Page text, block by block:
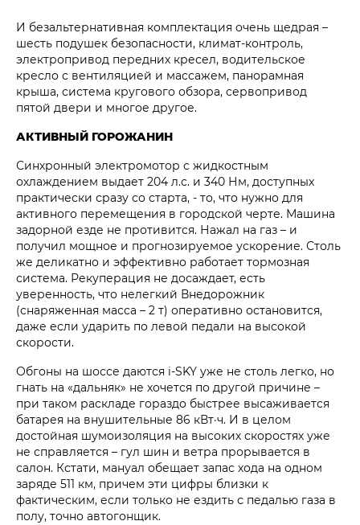
И безальтернативная комплектация очень щедрая –
шесть подушек безопасности, климат-контроль,
электропривод передних кресел, водительское
кресло с вентиляцией и массажем, панорамная
крыша, система кругового обзора, сервопривод
пятой двери и многое другое.
АКТИВНЫЙ ГОРОЖАНИН
Синхронный электромотор с жидкостным
охлаждением выдает 204 л.с. и 340 Нм, доступных
практически сразу со старта, - то, что нужно для
активного перемещения в городской черте. Машина
задорной езде не противится. Нажал на газ – и
получил мощное и прогнозируемое ускорение. Столь
же деликатно и эффективно работает тормозная
система. Рекуперация не досаждает, есть
уверенность, что нелегкий Внедорожник
(снаряженная масса – 2 т) оперативно остановится,
даже если ударить по левой педали на высокой
скорости.
Обгоны на шоссе даются i‑SKY уже не столь легко, но
гнать на «дальняк» не хочется по другой причине –
при таком раскладе гораздо быстрее высаживается
батарея на внушительные 86 кВт·ч. И в целом
достойная шумоизоляция на высоких скоростях уже
не справляется – гул шин и ветра прорывается в
салон. Кстати, мануал обещает запас хода на одном
заряде 511 км, причем эти цифры близки к
фактическим, если только не ездить с педалью газа в
полу, точно автогонщик.